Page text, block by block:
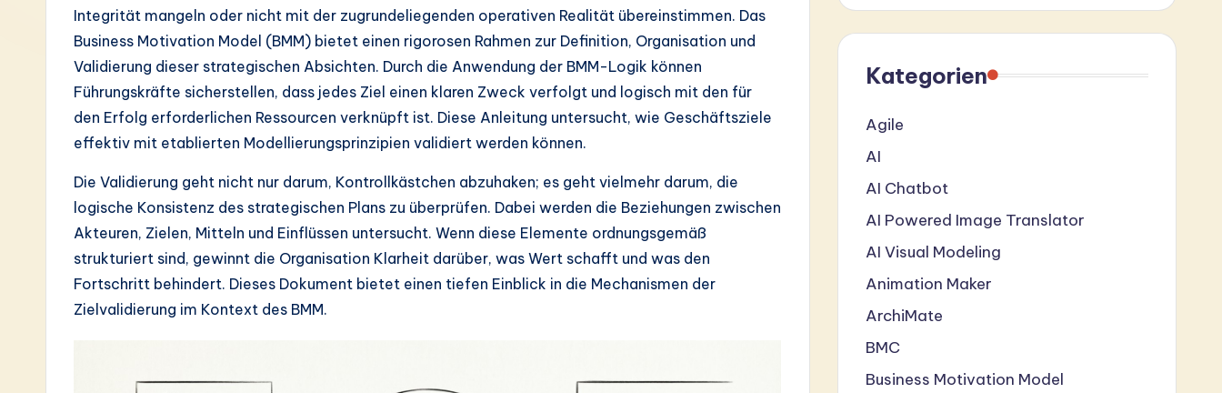
mIntegrität mangeln oder nicht mit der zugrundeliegenden operativen Realität übereinstimmen. Das
Business Motivation Model (BMM) bietet einen rigorosen Rahmen zur Definition, Organisation und
Validierung dieser strategischen Absichten. Durch die Anwendung der BMM-Logik können
Führungskräfte sicherstellen, dass jedes Ziel einen klaren Zweck verfolgt und logisch mit den für
den Erfolg erforderlichen Ressourcen verknüpft ist. Diese Anleitung untersucht, wie Geschäftsziele
effektiv mit etablierten Modellierungsprinzipien validiert werden können.
Die Validierung geht nicht nur darum, Kontrollkästchen abzuhaken; es geht vielmehr darum, die
logische Konsistenz des strategischen Plans zu überprüfen. Dabei werden die Beziehungen zwischen
Akteuren, Zielen, Mitteln und Einflüssen untersucht. Wenn diese Elemente ordnungsgemäß
strukturiert sind, gewinnt die Organisation Klarheit darüber, was Wert schafft und was den
Fortschritt behindert. Dieses Dokument bietet einen tiefen Einblick in die Mechanismen der
Zielvalidierung im Kontext des BMM.
Kategorien
Agile
AI
AI Chatbot
AI Powered Image Translator
AI Visual Modeling
Animation Maker
ArchiMate
BMC
Business Motivation Model